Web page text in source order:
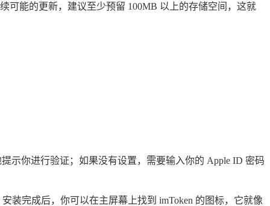
可能的更新，建议至少预留 100MB 以上的存储空间，这就
示你进行验证；如果没有设置，需要输入你的 Apple ID 密码
装完成后，你可以在主屏幕上找到 imToken 的图标，它就像